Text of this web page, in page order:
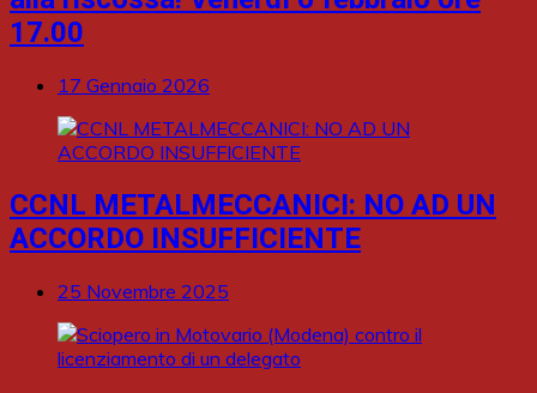
17.00
17 Gennaio 2026
CCNL METALMECCANICI: NO AD UN
ACCORDO INSUFFICIENTE
25 Novembre 2025